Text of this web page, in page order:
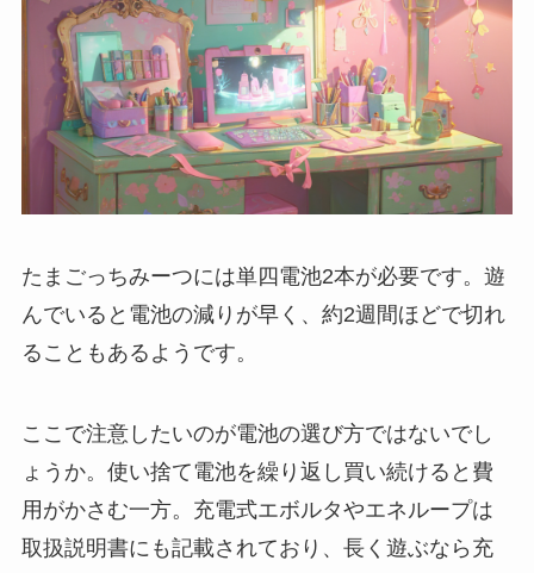
たまごっちみーつには単四電池2本が必要です。遊
んでいると電池の減りが早く、約2週間ほどで切れ
ることもあるようです。
ここで注意したいのが電池の選び方ではないでし
ょうか。使い捨て電池を繰り返し買い続けると費
用がかさむ一方。充電式エボルタやエネループは
取扱説明書にも記載されており、長く遊ぶなら充